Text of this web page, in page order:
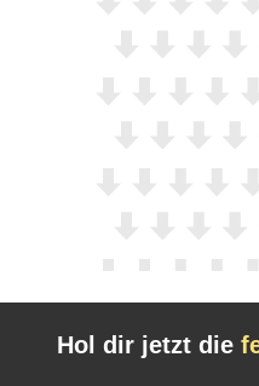
Hol dir jetzt die